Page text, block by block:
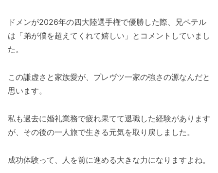
ドメンが2026年の四大陸選手権で優勝した際、兄ペテル
は「弟が僕を超えてくれて嬉しい」とコメントしていまし
た。
この謙虚さと家族愛が、プレヴツ一家の強さの源なんだと
思います。
私も過去に婚礼業務で疲れ果てて退職した経験があります
が、その後の一人旅で生きる元気を取り戻しました。
成功体験って、人を前に進める大きな力になりますよね。